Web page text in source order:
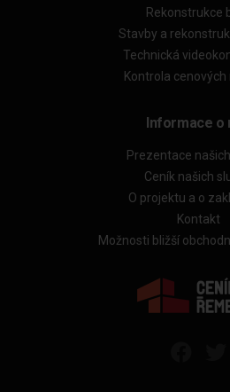
Rekonstrukce
Stavby a
Technická
Kontrola cenových
Informace o
Prezentace
Ceník našich
O projektu a o
Kontakt
Možnosti bližší